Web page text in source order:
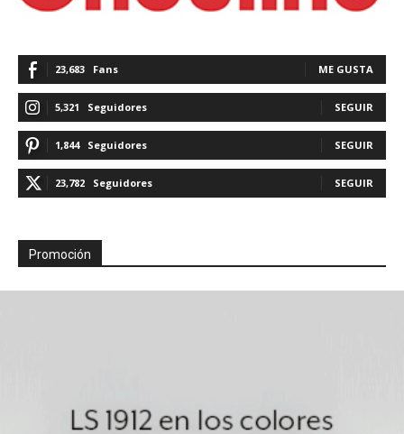
23,683 Fans ME GUSTA
5,321 Seguidores SEGUIR
1,844 Seguidores SEGUIR
23,782 Seguidores SEGUIR
Promoción